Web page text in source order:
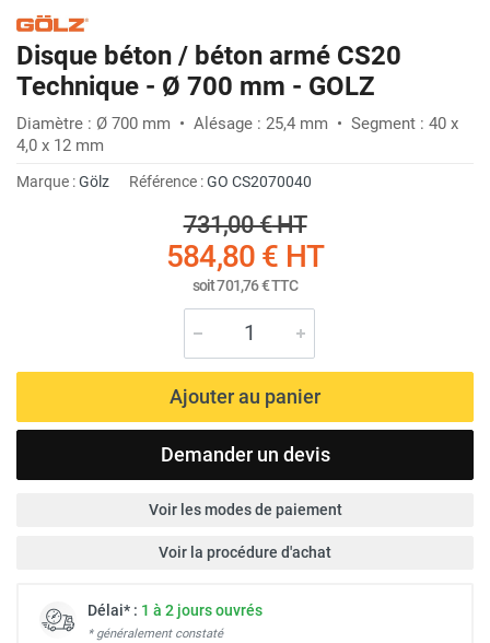
Disque béton / béton armé CS20
Technique - Ø 700 mm - GOLZ
Diamètre : Ø 700 mm • Alésage : 25,4 mm • Segment : 40 x
4,0 x 12 mm
Marque :Gölz Référence :GO CS2070040
731,00 €HT
584,80 € HT
soit701,76 €TTC
Ajouter au panier
Demander un devis
Voir les modes de paiement
Voir la procédure d'achat
Délai* : 1 à 2 jours ouvrés
* généralement constaté